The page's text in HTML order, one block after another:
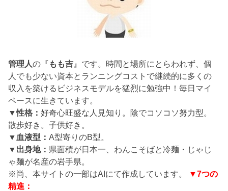
管理人の『 もも吉 』です。時間と場所にとらわれず、個
人でも少ない資本とランニングコストで継続的に多くの
収入を築けるビジネスモデルを猛烈に勉強中！毎日マイ
ペースに生きています。
▼性格：好奇心旺盛な人見知り。陰でコソコソ努力型。
散歩好き。子供好き。
▼血液型：A型寄りのB型。
▼出身地： 県面積が日本一、わんこそばと冷麺・じゃじ
ゃ麺が名産の岩手県。
※尚、本サイトの一部はAIにて作成しています。
▼7つの
精進：